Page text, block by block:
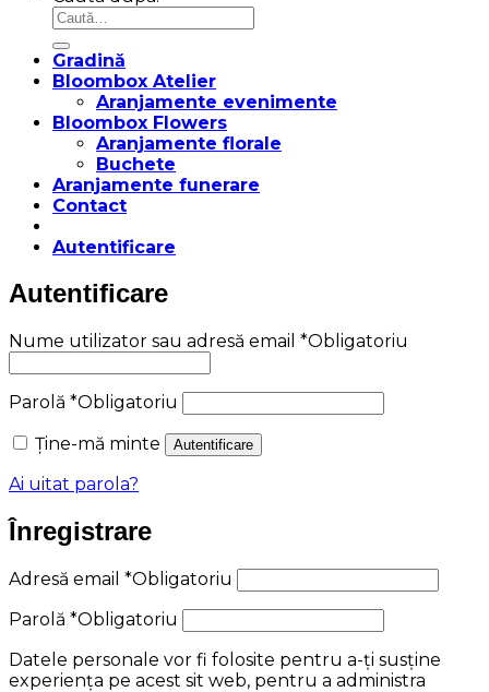
Gradină
Bloombox Atelier
Aranjamente evenimente
Bloombox Flowers
Aranjamente florale
Buchete
Aranjamente funerare
Contact
Autentificare
Autentificare
Nume utilizator sau adresă email *Obligatoriu
Parolă *Obligatoriu
Ține-mă minte
Autentificare
Ai uitat parola?
Înregistrare
Adresă email *Obligatoriu
Parolă *Obligatoriu
Datele personale vor fi folosite pentru a-ți susține
experiența pe acest sit web, pentru a administra